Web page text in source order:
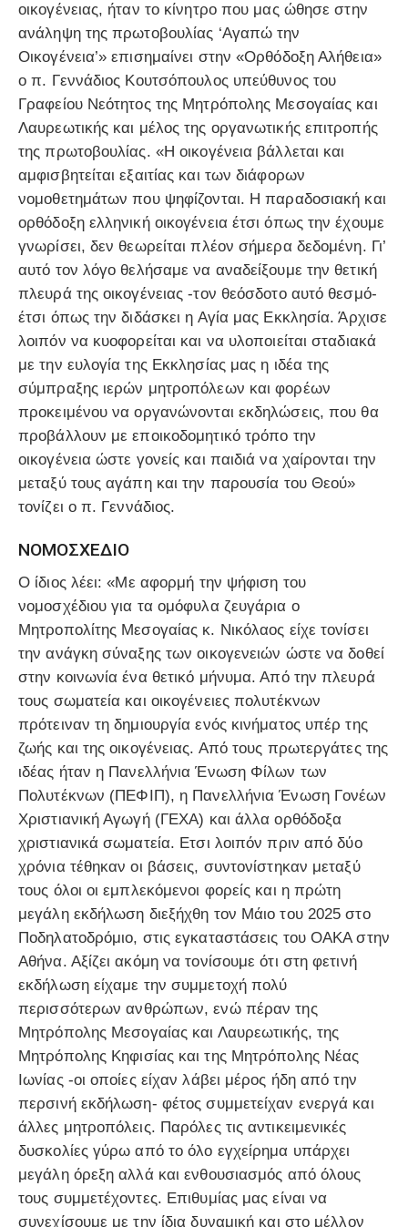
οικογένειας, ήταν το κίνητρο που μας ώθησε στην
ανάληψη της πρωτοβουλίας ‘Αγαπώ την
Οικογένεια’» επισημαίνει στην «Ορθόδοξη Αλήθεια»
ο π. Γεννάδιος Κουτσόπουλος υπεύθυνος του
Γραφείου Νεότητος της Μητρόπολης Μεσογαίας και
Λαυρεωτικής και μέλος της οργανωτικής επιτροπής
της πρωτοβουλίας. «Η οικογένεια βάλλεται και
αμφισβητείται εξαιτίας και των διάφορων
νομοθετημάτων που ψηφίζονται. Η παραδοσιακή και
ορθόδοξη ελληνική οικογένεια έτσι όπως την έχουμε
γνωρίσει, δεν θεωρείται πλέον σήμερα δεδομένη. Γι’
αυτό τον λόγο θελήσαμε να αναδείξουμε την θετική
πλευρά της οικογένειας -τον θεόσδοτο αυτό θεσμό-
έτσι όπως την διδάσκει η Αγία μας Εκκλησία. Άρχισε
λοιπόν να κυοφορείται και να υλοποιείται σταδιακά
με την ευλογία της Εκκλησίας μας η ιδέα της
σύμπραξης ιερών μητροπόλεων και φορέων
προκειμένου να οργανώνονται εκδηλώσεις, που θα
προβάλλουν με εποικοδομητικό τρόπο την
οικογένεια ώστε γονείς και παιδιά να χαίρονται την
μεταξύ τους αγάπη και την παρουσία του Θεού»
τονίζει ο π. Γεννάδιος.
ΝΟΜΟΣΧΕΔΙΟ
Ο ίδιος λέει: «Με αφορμή την ψήφιση του
νομοσχέδιου για τα ομόφυλα ζευγάρια ο
Μητροπολίτης Μεσογαίας κ. Νικόλαος είχε τονίσει
την ανάγκη σύναξης των οικογενειών ώστε να δοθεί
στην κοινωνία ένα θετικό μήνυμα. Από την πλευρά
τους σωματεία και οικογένειες πολυτέκνων
πρότειναν τη δημιουργία ενός κινήματος υπέρ της
ζωής και της οικογένειας. Από τους πρωτεργάτες της
ιδέας ήταν η Πανελλήνια Ένωση Φίλων των
Πολυτέκνων (ΠΕΦΙΠ), η Πανελλήνια Ένωση Γονέων
Χριστιανική Αγωγή (ΓΕΧΑ) και άλλα ορθόδοξα
χριστιανικά σωματεία. Ετσι λοιπόν πριν από δύο
χρόνια τέθηκαν οι βάσεις, συντονίστηκαν μεταξύ
τους όλοι οι εμπλεκόμενοι φορείς και η πρώτη
μεγάλη εκδήλωση διεξήχθη τον Μάιο του 2025 στο
Ποδηλατοδρόμιο, στις εγκαταστάσεις του ΟΑΚΑ στην
Αθήνα. Αξίζει ακόμη να τονίσουμε ότι στη φετινή
εκδήλωση είχαμε την συμμετοχή πολύ
περισσότερων ανθρώπων, ενώ πέραν της
Μητρόπολης Μεσογαίας και Λαυρεωτικής, της
Μητρόπολης Κηφισίας και της Μητρόπολης Νέας
Ιωνίας -οι οποίες είχαν λάβει μέρος ήδη από την
περσινή εκδήλωση- φέτος συμμετείχαν ενεργά και
άλλες μητροπόλεις. Παρόλες τις αντικειμενικές
δυσκολίες γύρω από το όλο εγχείρημα υπάρχει
μεγάλη όρεξη αλλά και ενθουσιασμός από όλους
τους συμμετέχοντες. Επιθυμίας μας είναι να
συνεχίσουμε με την ίδια δυναμική και στο μέλλον